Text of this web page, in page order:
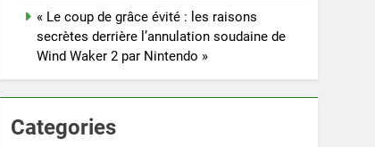
« Le coup de grâce évité : les raisons
secrètes derrière l’annulation soudaine de
Wind Waker 2 par Nintendo »
Categories